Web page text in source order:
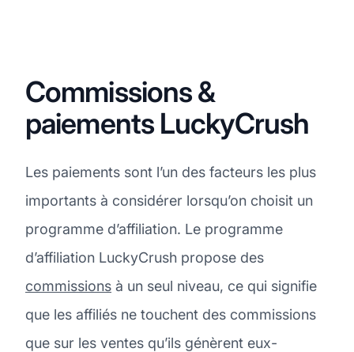
Commissions &
paiements LuckyCrush
Les paiements sont l’un des facteurs les plus
importants à considérer lorsqu’on choisit un
programme d’affiliation. Le programme
d’affiliation LuckyCrush propose des
commissions à un seul niveau, ce qui signifie
que les affiliés ne touchent des commissions
que sur les ventes qu’ils génèrent eux-